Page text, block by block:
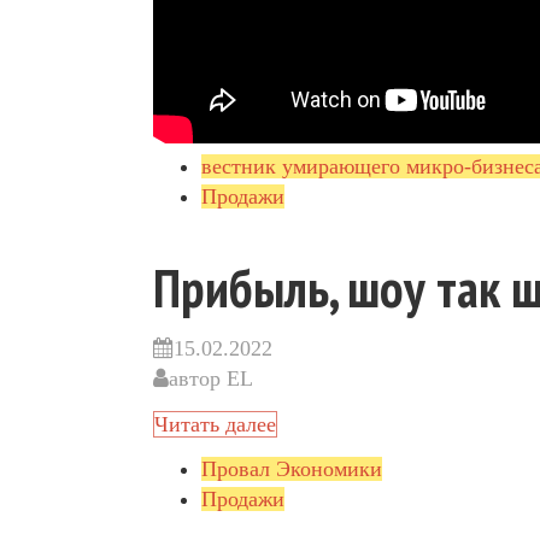
вестник умирающего микро-
Продажи
Прибыль, шоу так
15.02.2022
автор EL
Читать далее
Провал Экономики
Продажи